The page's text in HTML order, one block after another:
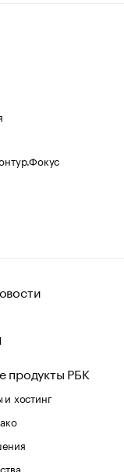
продукты РБК
хостинг